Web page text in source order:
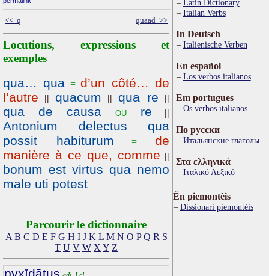
<< q quaad >>
Locutions, expressions et
exemples
qua… qua =d’un côté… de
l’autre
|| quacum || qua re ||
qua de causa ou re ||
Antonium delectus qua
possit habiturum =de
manière à ce que, comme ||
bonum est virtus qua nemo
male uti potest
Parcourir le dictionnaire
A B C D E F G H I J K L M N O P Q R S
T U V W X Y Z
pyxĭdātus
Latin Dictionary
Italian Verbs
In Deutsch
Italienische Verben
En español
Los verbos italianos
Em portugues
Os verbos italianos
По русски
Итальянские глаголы
Στα ελληνικά
Ιταλικό Λεξικό
Ën piemontèis
Dissionari piemontèis